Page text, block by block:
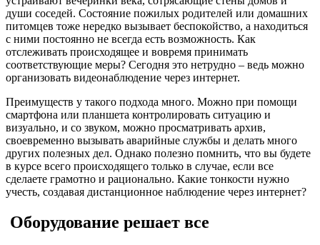
души соседей. Состояние пожилых родителей или домашних
питомцев тоже нередко вызывает беспокойство, а находиться
с ними постоянно не всегда есть возможность. Как
отслеживать происходящее и вовремя принимать
соответствующие меры? Сегодня это нетрудно – ведь можно
организовать видеонаблюдение через интернет.
Преимуществ у такого подхода много. Можно при помощи
смартфона или планшета контролировать ситуацию и
визуально, и со звуком, можно просматривать архив,
своевременно вызывать аварийные службы и делать много
других полезных дел. Однако полезно помнить, что вы будете
в курсе всего происходящего только в случае, если все
сделаете грамотно и рационально. Какие тонкости нужно
учесть, создавая дистанционное наблюдение через интернет?
Оборудование решает все